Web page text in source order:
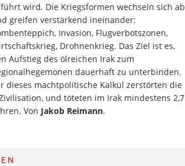
wird. Die Kriegsformen wechseln sich ab
greifen verstärkend ineinander:
Invasion, Flugverbotszonen,
Drohnenkrieg. Das Ziel ist es,
Aufstieg des ölreichen Irak zum
dauerhaft zu unterbinden.
dieses machtpolitische Kalkül zerstörten die
und töteten im Irak mindestens 2,7
Von Jakob Reimann.